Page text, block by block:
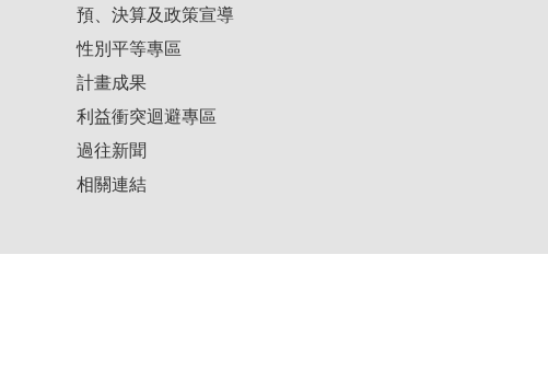
預、決算及政策宣導
性別平等專區
計畫成果
利益衝突迴避專區
過往新聞
相關連結